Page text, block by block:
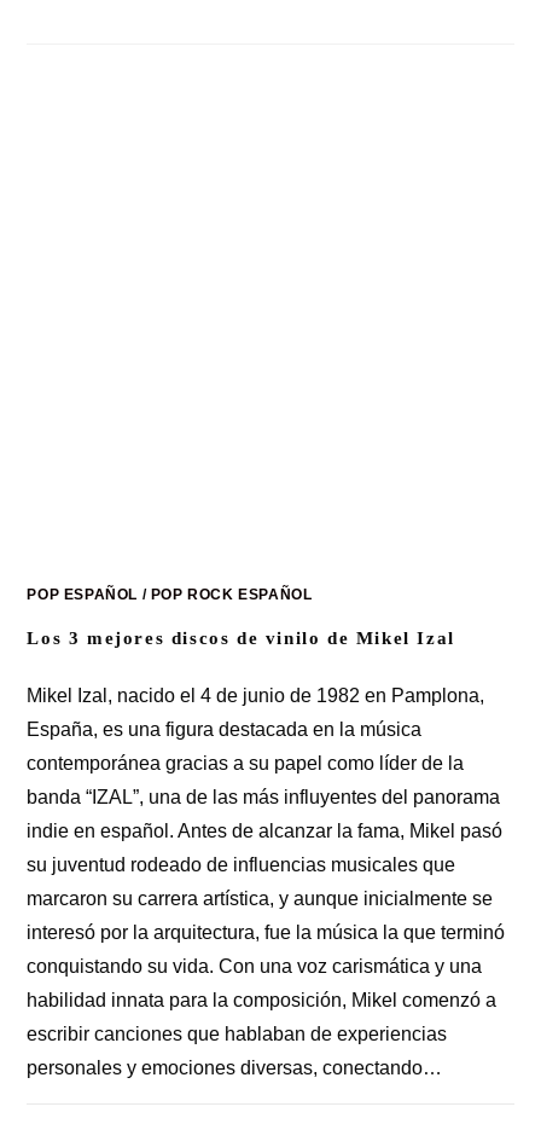
POP ESPAÑOL / POP ROCK ESPAÑOL
Los 3 mejores discos de vinilo de Mikel Izal
Mikel Izal, nacido el 4 de junio de 1982 en Pamplona,
España, es una figura destacada en la música
contemporánea gracias a su papel como líder de la
banda “IZAL”, una de las más influyentes del panorama
indie en español. Antes de alcanzar la fama, Mikel pasó
su juventud rodeado de influencias musicales que
marcaron su carrera artística, y aunque inicialmente se
interesó por la arquitectura, fue la música la que terminó
conquistando su vida. Con una voz carismática y una
habilidad innata para la composición, Mikel comenzó a
escribir canciones que hablaban de experiencias
personales y emociones diversas, conectando…